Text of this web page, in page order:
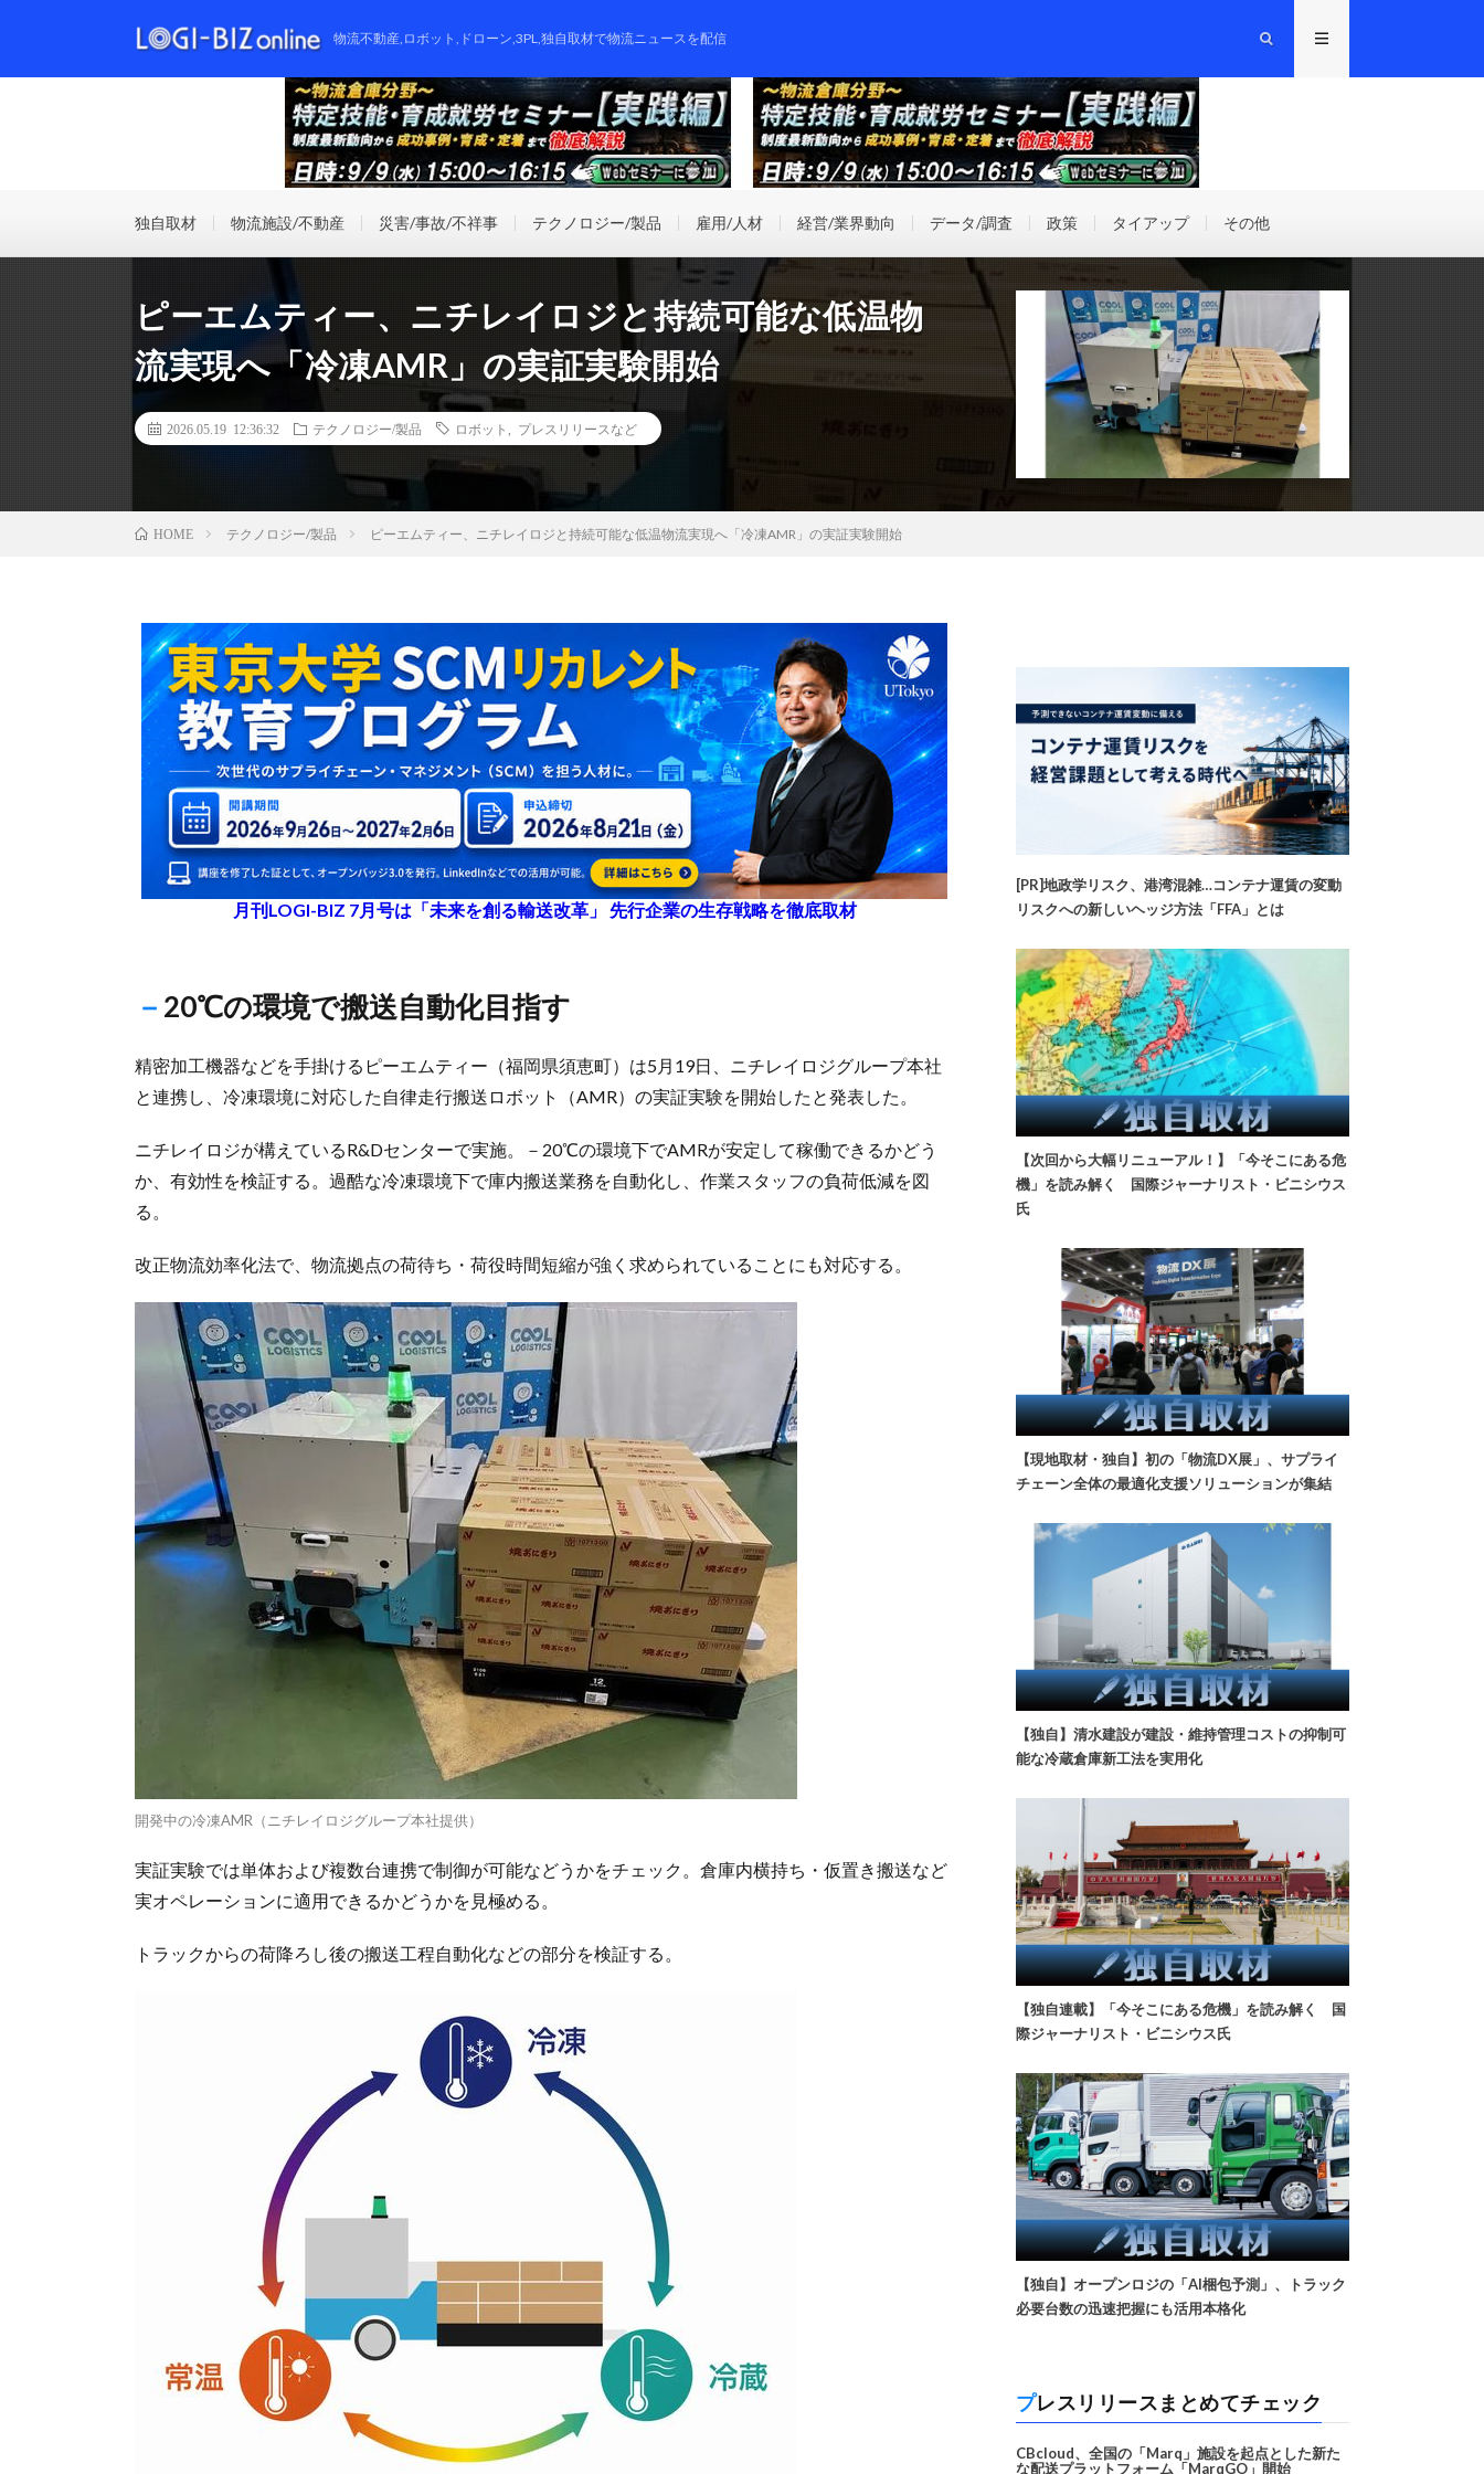
物流不動産,ロボット,ドローン,3PL,独自取材で物流ニュースを配信
独自取材 物流施設/不動産 災害/事故/不祥事 テクノロジー/製品 雇用/人材 経営/業界動向 データ/調査 政策 タイアップ その他
ピーエムティー、ニチレイロジと持続可能な低温物
流実現へ「冷凍AMR」の実証実験開始
2026.05.19 12:36:32 テクノロジー/製品 ロボット プレスリリースなど
HOME テクノロジー/製品 ピーエムティー、ニチレイロジと持続可能な低温物流実現へ「冷凍AMR」の実証実験開始
月刊LOGI-BIZ 7月号は「未来を創る輸送改革」 先行企業の生存戦略を徹底取材
－20℃の環境で搬送自動化目指す
精密加工機器などを手掛けるピーエムティー（福岡県須恵町）は5月19日、ニチレイロジグループ本社
と連携し、冷凍環境に対応した自律走行搬送ロボット（AMR）の実証実験を開始したと発表した。
ニチレイロジが構えているR&Dセンターで実施。－20℃の環境下でAMRが安定して稼働できるかどう
か、有効性を検証する。過酷な冷凍環境下で庫内搬送業務を自動化し、作業スタッフの負荷低減を図
る。
改正物流効率化法で、物流拠点の荷待ち・荷役時間短縮が強く求められていることにも対応する。
開発中の冷凍AMR（ニチレイロジグループ本社提供）
実証実験では単体および複数台連携で制御が可能などうかをチェック。倉庫内横持ち・仮置き搬送など
実オペレーションに適用できるかどうかを見極める。
トラックからの荷降ろし後の搬送工程自動化などの部分を検証する。
[PR]地政学リスク、港湾混雑…コンテナ運賃の変動
リスクへの新しいヘッジ方法「FFA」とは
【次回から大幅リニューアル！】「今そこにある危
機」を読み解く 国際ジャーナリスト・ビニシウス
氏
【現地取材・独自】初の「物流DX展」、サプライ
チェーン全体の最適化支援ソリューションが集結
【独自】清水建設が建設・維持管理コストの抑制可
能な冷蔵倉庫新工法を実用化
【独自連載】「今そこにある危機」を読み解く 国
際ジャーナリスト・ビニシウス氏
【独自】オープンロジの「AI梱包予測」、トラック
必要台数の迅速把握にも活用本格化
プレスリリースまとめてチェック
CBcloud、全国の「Marq」施設を起点とした新た
な配送プラットフォーム「MarqGO」開始